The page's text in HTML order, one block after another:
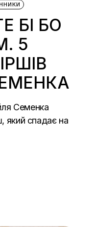
БІ БО
5
Семенка
який спадає на